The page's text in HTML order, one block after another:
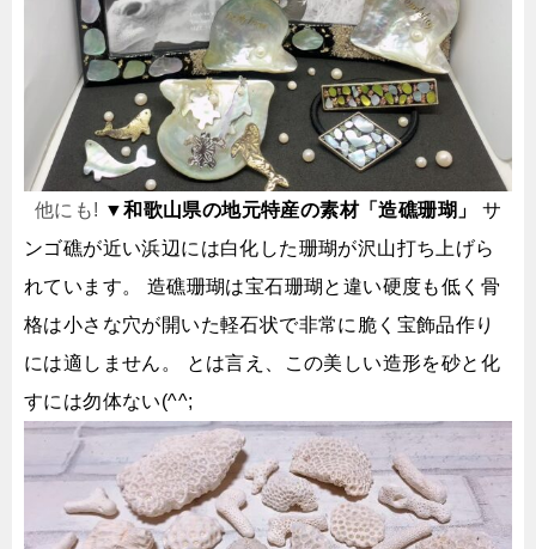
他にも! ▼和歌山県の地元特産の素材「造礁珊瑚」 サ
ンゴ礁が近い浜辺には白化した珊瑚が沢山打ち上げら
れています。
造礁珊瑚は宝石珊瑚と違い硬度も低く骨
格は小さな穴が開いた軽石状で非常に脆く宝飾品作り
には適しません。 とは言え、この美しい造形を砂と化
すには勿体ない(^^;